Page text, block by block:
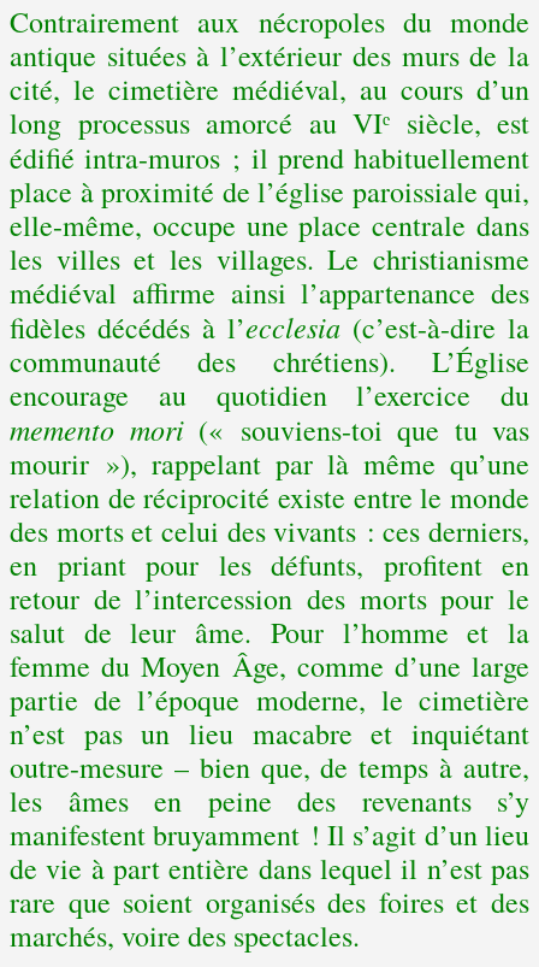
Contrairement aux nécropoles du monde
antique situées à l’extérieur des murs de la
cité, le cimetière médiéval, au cours d’un
long processus amorcé au VIᵉ siècle, est
édifié intra-muros ; il prend habituellement
place à proximité de l’église paroissiale qui,
elle-même, occupe une place centrale dans
les villes et les villages. Le christianisme
médiéval affirme ainsi l’appartenance des
fidèles décédés à l’ecclesia (c’est-à-dire la
communauté des chrétiens). L’Église
encourage au quotidien l’exercice du
memento mori(« souviens-toi que tu vas
mourir »), rappelant par là même qu’une
relation de réciprocité existe entre le monde
des morts et celui des vivants : ces derniers,
en priant pour les défunts, profitent en
retour de l’intercession des morts pour le
salut de leur âme. Pour l’homme et la
femme du Moyen Âge, comme d’une large
partie de l’époque moderne, le cimetière
n’est pas un lieu macabre et inquiétant
outre-mesure – bien que, de temps à autre,
les âmes en peine des revenants s’y
manifestent bruyamment ! Il s’agit d’un lieu
de vie à part entière dans lequel il n’est pas
rare que soient organisés des foires et des
marchés, voire des spectacles.